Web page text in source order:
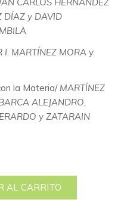
DÍAZ y DAVID
I. MARTÍNEZ MORA y
la Materia/ MARTÍNEZ
ALEJANDRO,
y ZATARAIN
AL CARRITO